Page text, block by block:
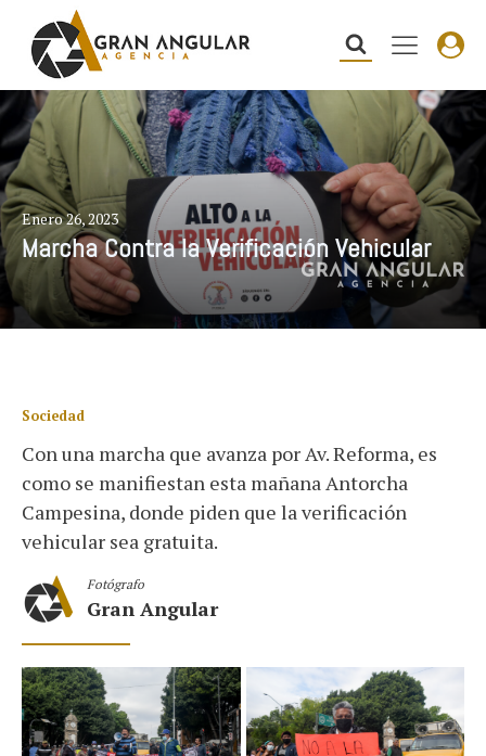
Enero 26, 2023
Marcha Contra la Verificación Vehicular
Sociedad
Con una marcha que avanza por Av. Reforma, es
como se manifiestan esta mañana Antorcha
Campesina, donde piden que la verificación
vehicular sea gratuita.
Fotógrafo
Gran Angular